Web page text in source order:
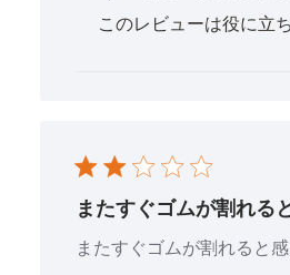
このレビューは役に立
またすぐゴムが割れる
またすぐゴムが割れると